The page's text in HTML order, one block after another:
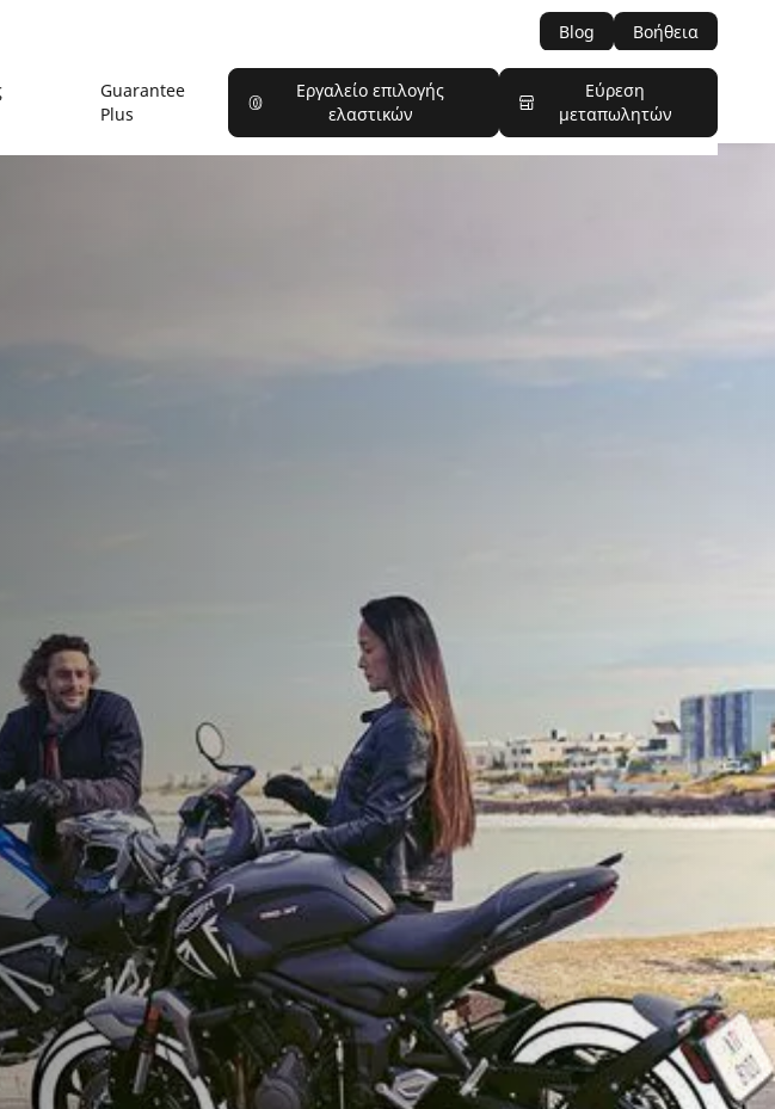
Blog Βοήθεια
Guarantee
Plus
Εργαλείο επιλογής
ελαστικών
Εύρεση
μεταπωλητών